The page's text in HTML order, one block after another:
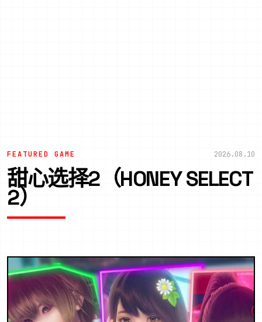
FEATURED GAME 2026.08.10
甜心选择2（HONEY SELECT
2）